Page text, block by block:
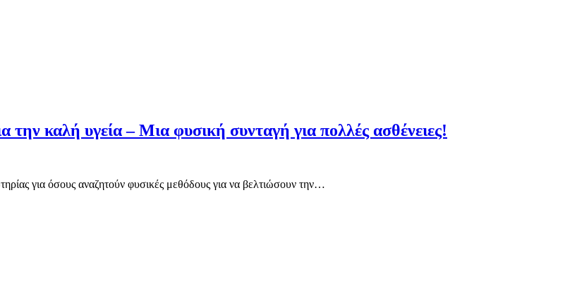
την καλή υγεία – Μια φυσική συνταγή για πολλές ασθένειες!
για όσους αναζητούν φυσικές μεθόδους για να βελτιώσουν την…